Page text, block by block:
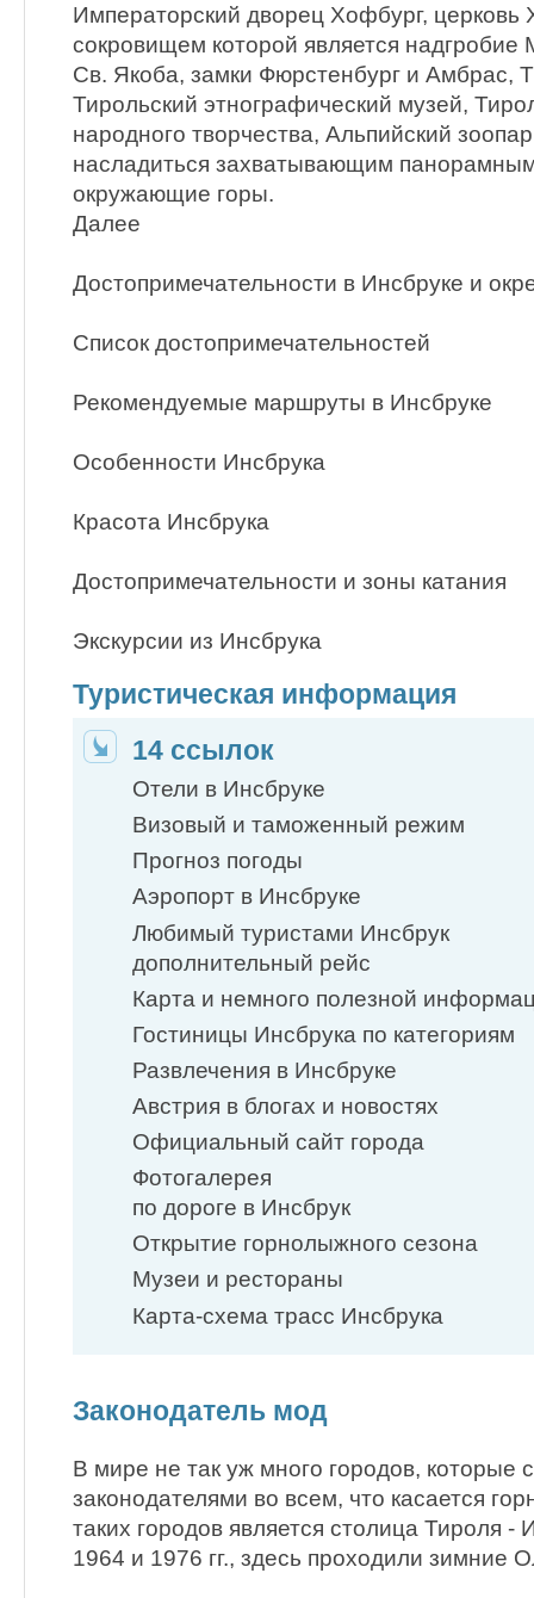
Императорский дворец Хофбург, церковь
сокровищем которой является
Св. Якоба, замки Фюрстенбург и Амбрас,
Тирольский этнографический музей,
народного творчества, Альпийский
насладиться захватывающим
окружающие горы.
Далее
Достопримечательности в Инсбруке и
Список достопримечательностей
Рекомендуемые маршруты в Инсбруке
Особенности Инсбрука
Красота Инсбрука
Достопримечательности и зоны катания
Экскурсии из Инсбрука
Туристическая информация
14 ссылок
Отели в Инсбруке
Визовый и таможенный режим
Прогноз погоды
Аэропорт в Инсбруке
Любимый туристами Инсбрук
дополнительный рейс
Карта и немного полезной
Гостиницы Инсбрука по категориям
Развлечения в Инсбруке
Австрия в блогах и новостях
Официальный сайт города
Фотогалерея
по дороге в Инсбрук
Открытие горнолыжного сезона
Музеи и рестораны
Карта-схема трасс Инсбрука
Законодатель мод
В мире не так уж много городов, которые
законодателями во всем, что касается
таких городов является столица Тироля
1964 и 1976 гг., здесь проходили зимние